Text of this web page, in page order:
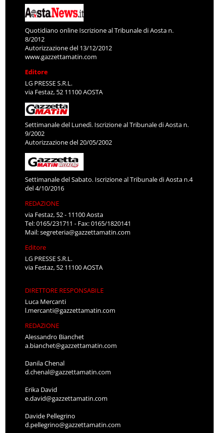
Quotidiano online Iscrizione al Tribunale di Aosta n.
8/2012
Autorizzazione del 13/12/2012
www.gazzettamatin.com
Editore
LG PRESSE S.R.L.
via Festaz, 52 11100 AOSTA
Settimanale del Lunedì. Iscrizione al Tribunale di Aosta n.
9/2002
Autorizzazione del 20/05/2002
Settimanale del Sabato. Iscrizione al Tribunale di Aosta n.4
del 4/10/2016
REDAZIONE
via Festaz, 52 - 11100 Aosta
Tel: 0165/231711 - Fax: 0165/1820141
Mail:segreteria@gazzettamatin.com
Editore
LG PRESSE S.R.L.
via Festaz, 52 11100 AOSTA
DIRETTORE RESPONSABILE
Luca Mercanti
l.mercanti@gazzettamatin.com
REDAZIONE
Alessandro Bianchet
a.bianchet@gazzettamatin.com
Danila Chenal
d.chenal@gazzettamatin.com
Erika David
e.david@gazzettamatin.com
Davide Pellegrino
d.pellegrino@gazzettamatin.com